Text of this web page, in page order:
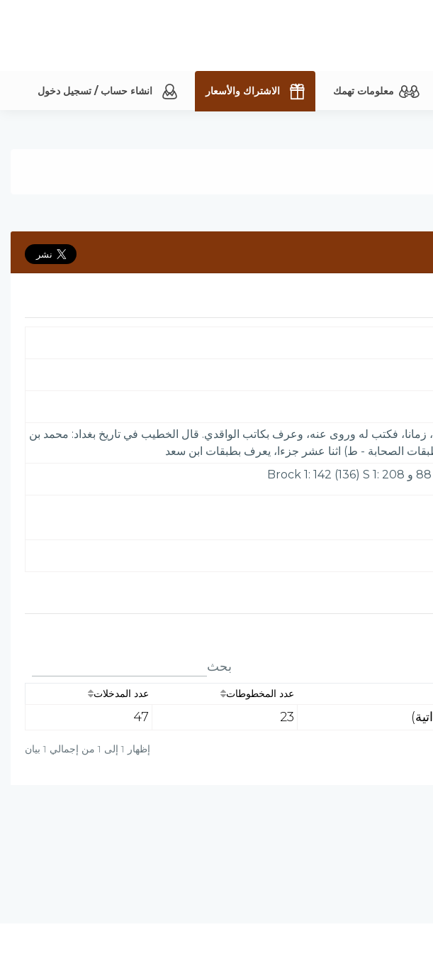
معلومات تهمك الاشتراك والأسعار انشاء حساب / تسجيل دخول
فكتب له وروى عنه، وعرف بكاتب الواقدي. قال الخطيب في تاريخ بغداد: محمد بن
الصحابة - ط) اثنا عشر جزءا، يعرف بطبقات ابن سعد
بحث
عدد المخطوطات عدد المدخلات
23
47
إظهار 1 إلى 1 من إجمالي 1 بيان